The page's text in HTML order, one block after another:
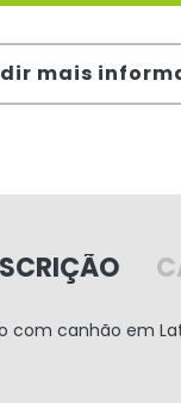
mais
com canhão em